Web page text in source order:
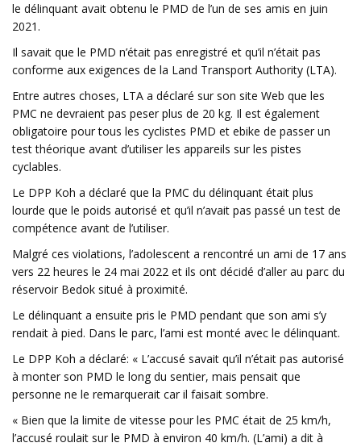
le délinquant avait obtenu le PMD de l’un de ses amis en juin
2021.
Il savait que le PMD n’était pas enregistré et qu’il n’était pas
conforme aux exigences de la Land Transport Authority (LTA).
Entre autres choses, LTA a déclaré sur son site Web que les
PMC ne devraient pas peser plus de 20 kg. Il est également
obligatoire pour tous les cyclistes PMD et ebike de passer un
test théorique avant d’utiliser les appareils sur les pistes
cyclables.
Le DPP Koh a déclaré que la PMC du délinquant était plus
lourde que le poids autorisé et qu’il n’avait pas passé un test de
compétence avant de l’utiliser.
Malgré ces violations, l’adolescent a rencontré un ami de 17 ans
vers 22 heures le 24 mai 2022 et ils ont décidé d’aller au parc du
réservoir Bedok situé à proximité.
Le délinquant a ensuite pris le PMD pendant que son ami s’y
rendait à pied. Dans le parc, l’ami est monté avec le délinquant.
Le DPP Koh a déclaré: « L’accusé savait qu’il n’était pas autorisé
à monter son PMD le long du sentier, mais pensait que
personne ne le remarquerait car il faisait sombre.
« Bien que la limite de vitesse pour les PMC était de 25 km/h,
l’accusé roulait sur le PMD à environ 40 km/h. (L’ami) a dit à